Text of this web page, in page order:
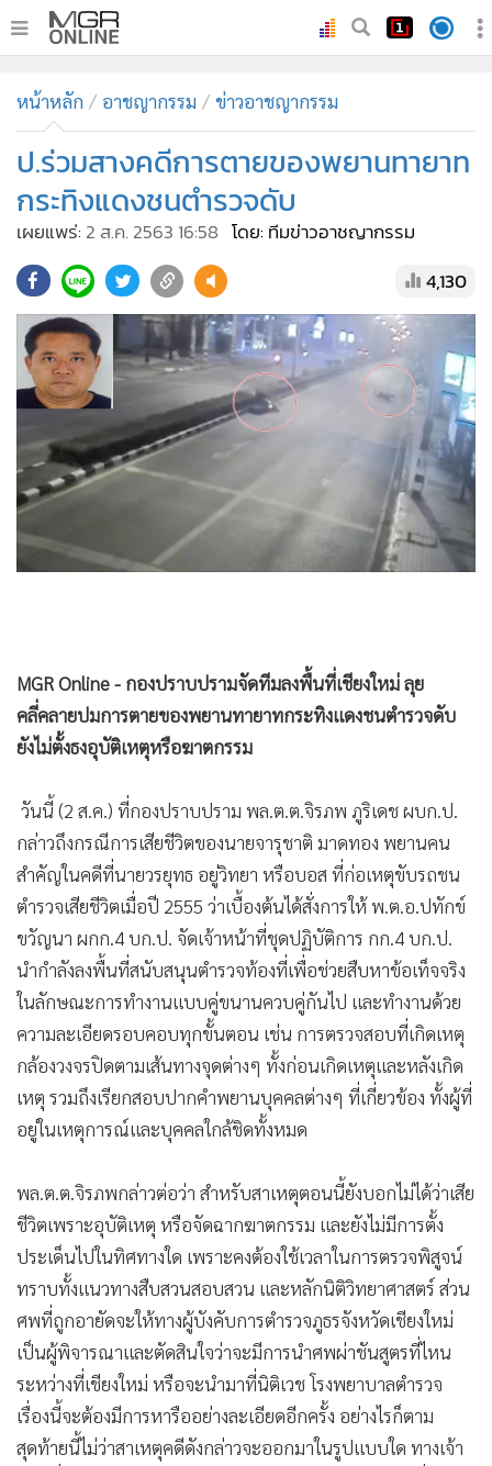
ทันเหตุการณ์
• ภาคใต้
ภูมิภาค
Online Section
• ผู้จัดการรายวัน
• คอลัมนิสต์
ละคร
• CbizReview
Cyber BIZ
ผู้จัดกวน
• Good health & Well-being
Green Innovation & SD
•
Management & HR
• ท่องเที่ยว
• กีฬา
ต่างประเทศ
• Special Scoop
เศรษฐกิจ-ธุรกิจ
• จีน
• ชุมชน-คุณภาพชีวิต
• อาชญากรรม
• Motoring
• เกม
• วิทยาศาสตร์
• SMEs
• หุ้น
• อินโดจีน
• Celeb Online
Factcheck
ญี่ปุ่น
News1
• Gotomanager
หน้าหลัก อาชญากรรม ข่าวอาชญากรรม
ป.ร่วมสางคดีการตายของพยานทายาท
กระทิงแดงชนตำรวจดับ
เผยแพร่: 2 ส.ค. 2563 16:58 โดย: ทีมข่าวอาชญากรรม
4,130
MGR Online - กองปราบปรามจัดทีมลงพื้นที่เชียงใหม่ ลุย
คลี่คลายปมการตายของพยานทายาทกระทิงแดงชนตำรวจดับ
ยังไม่ตั้งธงอุบัติเหตุหรือฆาตกรรม
วันนี้ (2 ส.ค.) ที่กองปราบปราม พล.ต.ต.จิรภพ ภูริเดช ผบก.ป.
กล่าวถึงกรณีการเสียชีวิตของนายจารุชาติ มาดทอง พยานคน
สำคัญในคดีที่นายวรยุทธ อยู่วิทยา หรือบอส ที่ก่อเหตุขับรถชน
ตำรวจเสียชีวิตเมื่อปี 2555 ว่าเบื้องต้นได้สั่งการให้ พ.ต.อ.ปทักข์
ขวัญนา ผกก.4 บก.ป. จัดเจ้าหน้าที่ชุดปฏิบัติการ กก.4 บก.ป.
นำกำลังลงพื้นที่สนับสนุนตำรวจท้องที่เพื่อช่วยสืบหาข้อเท็จจริง
ในลักษณะการทำงานแบบคู่ขนานควบคู่กันไป และทำงานด้วย
ความละเอียดรอบคอบทุกขั้นตอน เช่น การตรวจสอบที่เกิดเหตุ
กล้องวงจรปิดตามเส้นทางจุดต่างๆ ทั้งก่อนเกิดเหตุและหลังเกิด
เหตุ รวมถึงเรียกสอบปากคำพยานบุคคลต่างๆ ที่เกี่ยวข้อง ทั้งผู้ที่
อยู่ในเหตุการณ์และบุคคลใกล้ชิดทั้งหมด
พล.ต.ต.จิรภพกล่าวต่อว่า สำหรับสาเหตุตอนนี้ยังบอกไม่ได้ว่าเสีย
ชีวิตเพราะอุบัติเหตุ หรือจัดฉากฆาตกรรม และยังไม่มีการตั้ง
ประเด็นไปในทิศทางใด เพราะคงต้องใช้เวลาในการตรวจพิสูจน์
ทราบทั้งแนวทางสืบสวนสอบสวน และหลักนิติวิทยาศาสตร์ ส่วน
ศพที่ถูกอายัดจะให้ทางผู้บังคับการตำรวจภูธรจังหวัดเชียงใหม่
เป็นผู้พิจารณาและตัดสินใจว่าจะมีการนำศพผ่าชันสูตรที่ไหน
ระหว่างที่เชียงใหม่ หรือจะนำมาที่นิติเวช โรงพยาบาลตำรวจ
เรื่องนี้จะต้องมีการหารืออย่างละเอียดอีกครั้ง อย่างไรก็ตาม
สุดท้ายนี้ไม่ว่าสาเหตุคดีดังกล่าวจะออกมาในรูปแบบใด ทางเจ้า